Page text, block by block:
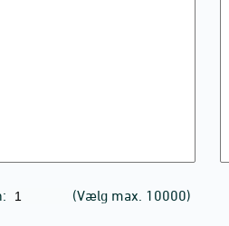
(Vælg max. 10000)